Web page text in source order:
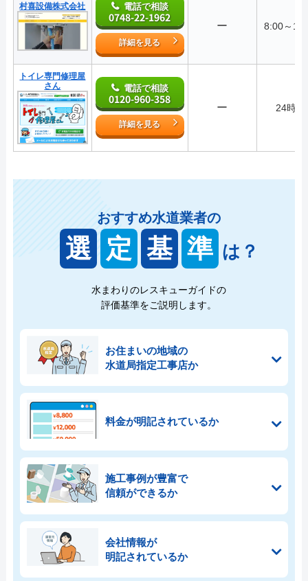
村喜設備株式会社 電話で相談
0748-22-1962
詳細を見る
ー 8:00～
トイレ専門修理屋
さん
電話で相談
0120-960-358
詳細を見る
ー 24時間
おすすめ水道業者の
選 定 基 準 は？
水まわりのレスキューガイドの
評価基準をご説明します。
お住まいの地域の
水道局指定工事店か
料金が明記されているか
施工事例が豊富で
信頼ができるか
会社情報が
明記されているか